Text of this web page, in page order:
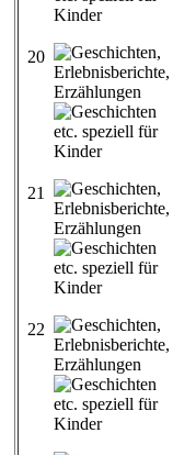
20
21
22